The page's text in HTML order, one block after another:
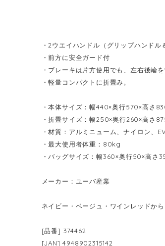
・2ウエイハンドル（グリップハンド
・前方に安全ガード付
・ブレーキは片方使用でも、左右後輪を
・軽量コンパクトに折畳み。
・本体サイズ：幅440×奥行570×高さ
・折畳サイズ：幅250×奥行260×高さ
・材質：アルミニューム、ナイロン、
・最大使用者体重：80kg
・バッグサイズ：幅360×奥行50×高さ
メーカー：ユーバ産業
ネイビー・ベージュ・ワインレッドから
[品番] 374462
[JAN] 4948902315142